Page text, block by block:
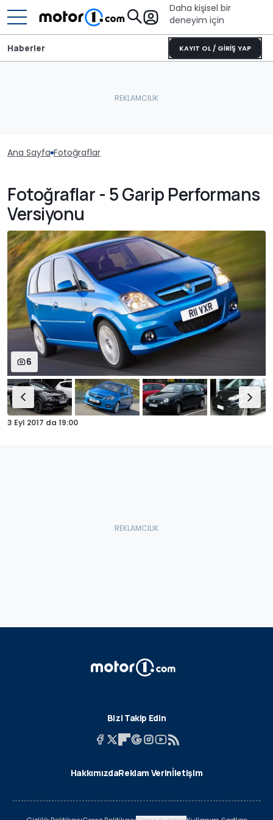
Daha kişisel bir
deneyim için
KAYIT OL / GİRİŞ YAP
Haberler
Ana Sayfa Fotoğraflar
Fotoğraflar - 5 Garip Performans
Versiyonu
6
3 Eyl 2017 da 19:00
Bizi Takip Edin
HakkımızdaReklam Verinİletişim